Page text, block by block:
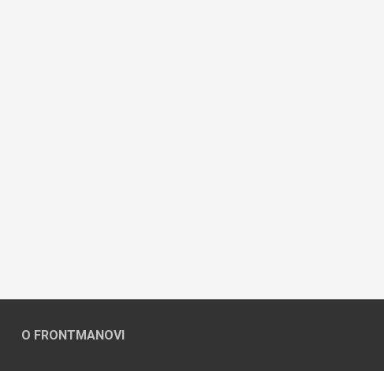
O FRONTMANOVI